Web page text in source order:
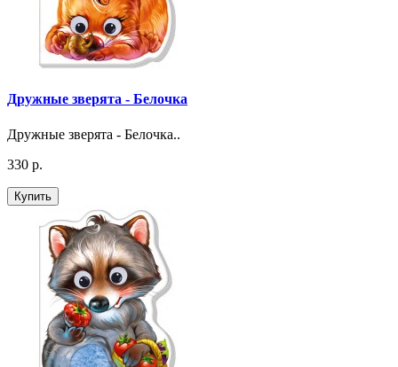
Дружные зверята - Белочка
Дружные зверята - Белочка..
330 р.
Купить